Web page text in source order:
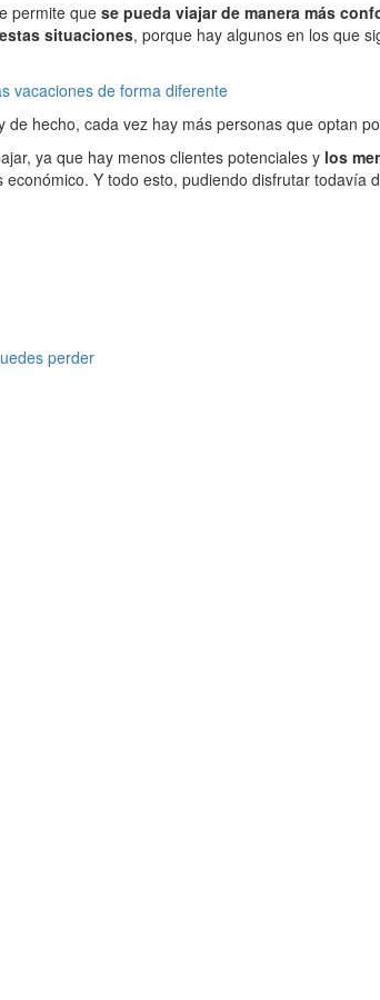
permite que se pueda viajar de manera más
situaciones, porque hay algunos en los que
vacaciones de forma diferente
hecho, cada vez hay más personas que optan
ya que hay menos clientes potenciales y los
Y todo esto, pudiendo disfrutar todavía
perder